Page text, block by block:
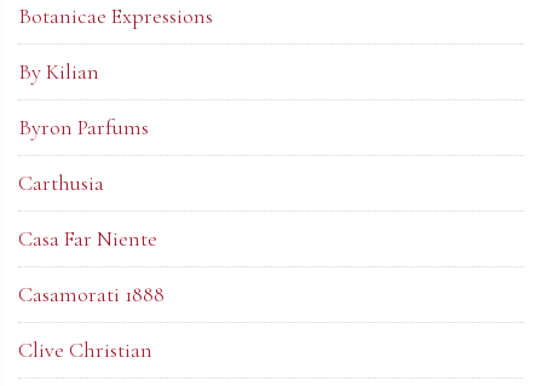
Botanicae Expressions
By Kilian
Byron Parfums
Carthusia
Casa Far Niente
Casamorati 1888
Clive Christian